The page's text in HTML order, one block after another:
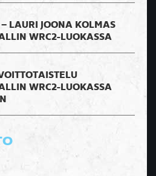
LAURI JOONA KOLMAS
WRC2-LUOKASSA
WRC2-LUOKASSA